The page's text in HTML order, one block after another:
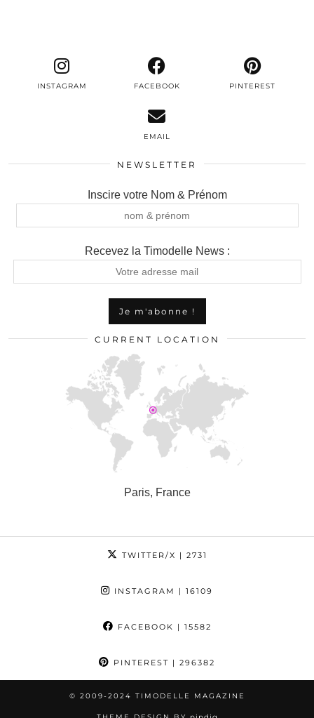
INSTAGRAM FACEBOOK PINTEREST
EMAIL
NEWSLETTER
Inscire votre Nom & Prénom
Recevez la Timodelle News :
CURRENT LOCATION
Paris, France
TWITTER/X | 2731
INSTAGRAM | 16109
FACEBOOK | 15582
PINTEREST | 296382
© 2009-2024 TIMODELLE MAGAZINE